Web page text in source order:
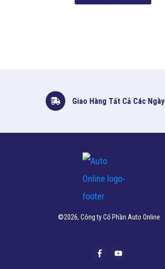
Giao Hàng Tất Cả Các Ngày
©2026, Công ty Cổ Phần Auto Online